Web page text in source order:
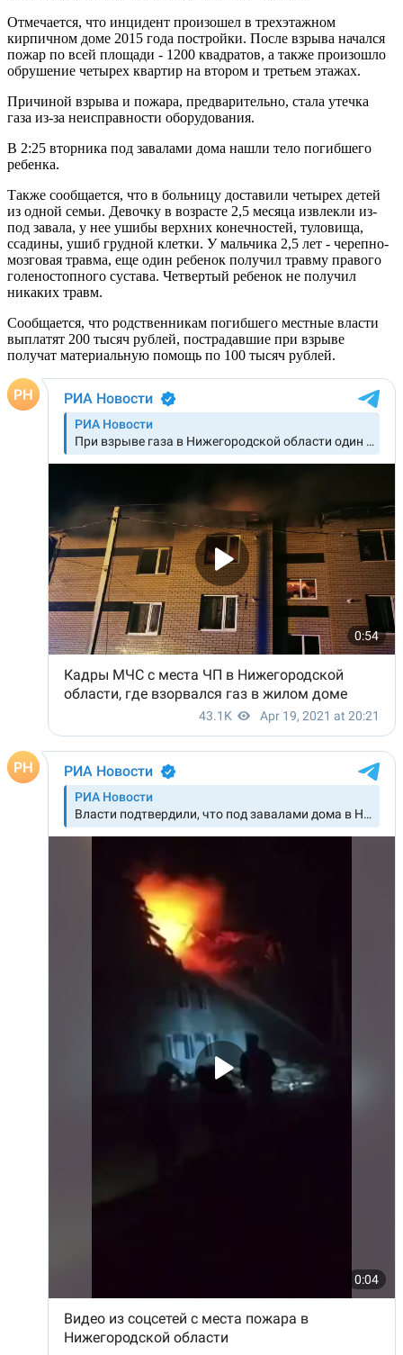
Отмечается, что инцидент произошел в трехэтажном
кирпичном доме 2015 года постройки. После взрыва начался
пожар по всей площади - 1200 квадратов, а также произошло
обрушение четырех квартир на втором и третьем этажах.
Причиной взрыва и пожара, предварительно, стала утечка
газа из-за неисправности оборудования.
В 2:25 вторника под завалами дома нашли тело погибшего
ребенка.
Также сообщается, что в больницу доставили четырех детей
из одной семьи. Девочку в возрасте 2,5 месяца извлекли из-
под завала, у нее ушибы верхних конечностей, туловища,
ссадины, ушиб грудной клетки. У мальчика 2,5 лет - черепно-
мозговая травма, еще один ребенок получил травму правого
голеностопного сустава. Четвертый ребенок не получил
никаких травм.
Сообщается, что родственникам погибшего местные власти
выплатят 200 тысяч рублей, пострадавшие при взрыве
получат материальную помощь по 100 тысяч рублей.